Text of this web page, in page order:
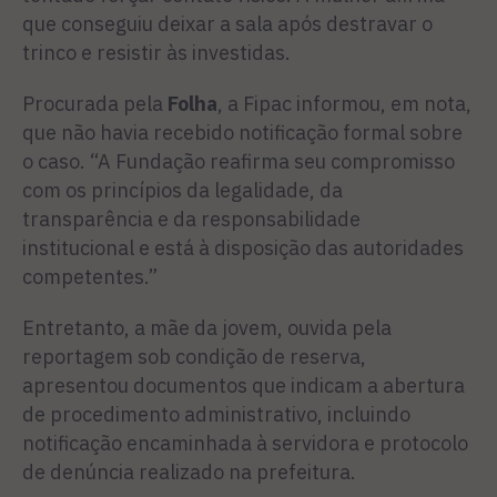
que conseguiu deixar a sala após destravar o
trinco e resistir às investidas.
Procurada pela Folha , a Fipac informou, em nota,
que não havia recebido notificação formal sobre
o caso. “A Fundação reafirma seu compromisso
com os princípios da legalidade, da
transparência e da responsabilidade
institucional e está à disposição das autoridades
competentes.”
Entretanto, a mãe da jovem, ouvida pela
reportagem sob condição de reserva,
apresentou documentos que indicam a abertura
de procedimento administrativo, incluindo
notificação encaminhada à servidora e protocolo
de denúncia realizado na prefeitura.